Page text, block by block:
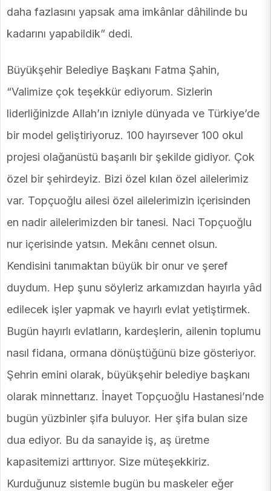
daha fazlasını yapsak ama imkânlar dâhilinde bu
kadarını yapabildik” dedi.
Büyükşehir Belediye Başkanı Fatma Şahin,
“Valimize çok teşekkür ediyorum. Sizlerin
liderliğinizde Allah’ın izniyle dünyada ve Türkiye’de
bir model geliştiriyoruz. 100 hayırsever 100 okul
projesi olağanüstü başarılı bir şekilde gidiyor. Çok
özel bir şehirdeyiz. Bizi özel kılan özel ailelerimiz
var. Topçuoğlu ailesi özel ailelerimizin içerisinden
en nadir ailelerimizden bir tanesi. Naci Topçuoğlu
nur içerisinde yatsın. Mekânı cennet olsun.
Kendisini tanımaktan büyük bir onur ve şeref
duydum. Hep şunu söyleriz arkamızdan hayırla yâd
edilecek işler yapmak ve hayırlı evlat yetiştirmek.
Bugün hayırlı evlatların, kardeşlerin, ailenin toplumu
nasıl fidana, ormana dönüştüğünü bize gösteriyor.
Şehrin emini olarak, büyükşehir belediye başkanı
olarak minnettarız. İnayet Topçuoğlu Hastanesi’nde
bugün yüzbinler şifa buluyor. Her şifa bulan size
dua ediyor. Bu da sanayide iş, aş üretme
kapasitemizi arttırıyor. Size müteşekkiriz.
Kurduğunuz sistemle bugün bu maskeler eğer